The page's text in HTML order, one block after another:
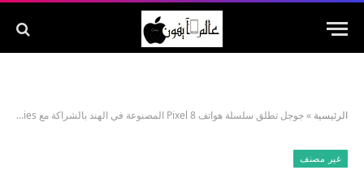
الرئيسية »جوجل تطلق سلسلة هواتف Pixel 8 المصنوعة في الهند بالشراكة مع Dixon Technologies
غير مصنف